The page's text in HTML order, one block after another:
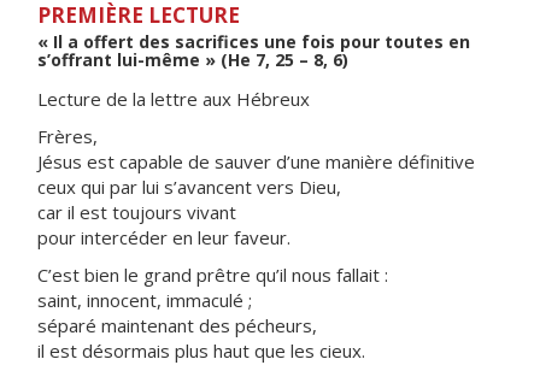
PREMIÈRE LECTURE
« Il a offert des sacrifices une fois pour toutes en
s’offrant lui-même » (He 7, 25 – 8, 6)
Lecture de la lettre aux Hébreux
Frères,
Jésus est capable de sauver d’une manière définitive
ceux qui par lui s’avancent vers Dieu,
car il est toujours vivant
pour intercéder en leur faveur.
C’est bien le grand prêtre qu’il nous fallait :
saint, innocent, immaculé ;
séparé maintenant des pécheurs,
il est désormais plus haut que les cieux.